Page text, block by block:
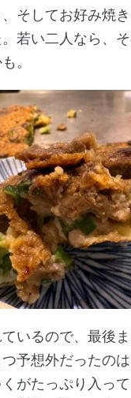
そしてお好み焼
若い二人なら、
。
いるので、最後
予想外だったの
がたっぷり入っ